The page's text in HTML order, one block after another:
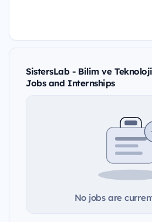
SistersLab - Bilim ve
Jobs and Internships
No jobs are